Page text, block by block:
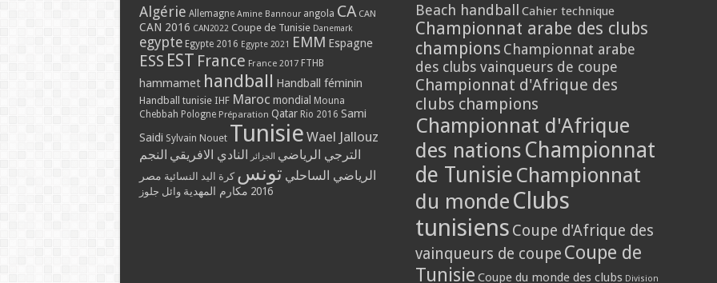
Algérie Allemagne Amine Bannour angola CA CAN
CAN 2016 CAN2022 Coupe de Tunisie Danemark
egypte Egypte 2016 Egypte 2021 EMM Espagne
ESS EST France France 2017 FTHB
hammamet handball Handball féminin
Handball tunisie IHF Maroc mondial Mouna
Chebbah Pologne Préparation Qatar Rio 2016 Sami
Saidi Sylvain Nouet Tunisie Wael Jallouz
الترجي الرياضي الجزائر النادي الافريقي النجم
الرياضي الساحلي تونس كرة اليد النسائية مصر
2016 مكارم المهدية وائل جلوز
Beach handball Cahier technique
Championnat arabe des clubs
champions Championnat arabe
des clubs vainqueurs de coupe
Championnat d'Afrique des
clubs champions
Championnat d'Afrique
des nations Championnat
de Tunisie Championnat
du monde Clubs
tunisiens Coupe d'Afrique des
vainqueurs de coupe Coupe de
Tunisie Coupe du monde des clubs Division